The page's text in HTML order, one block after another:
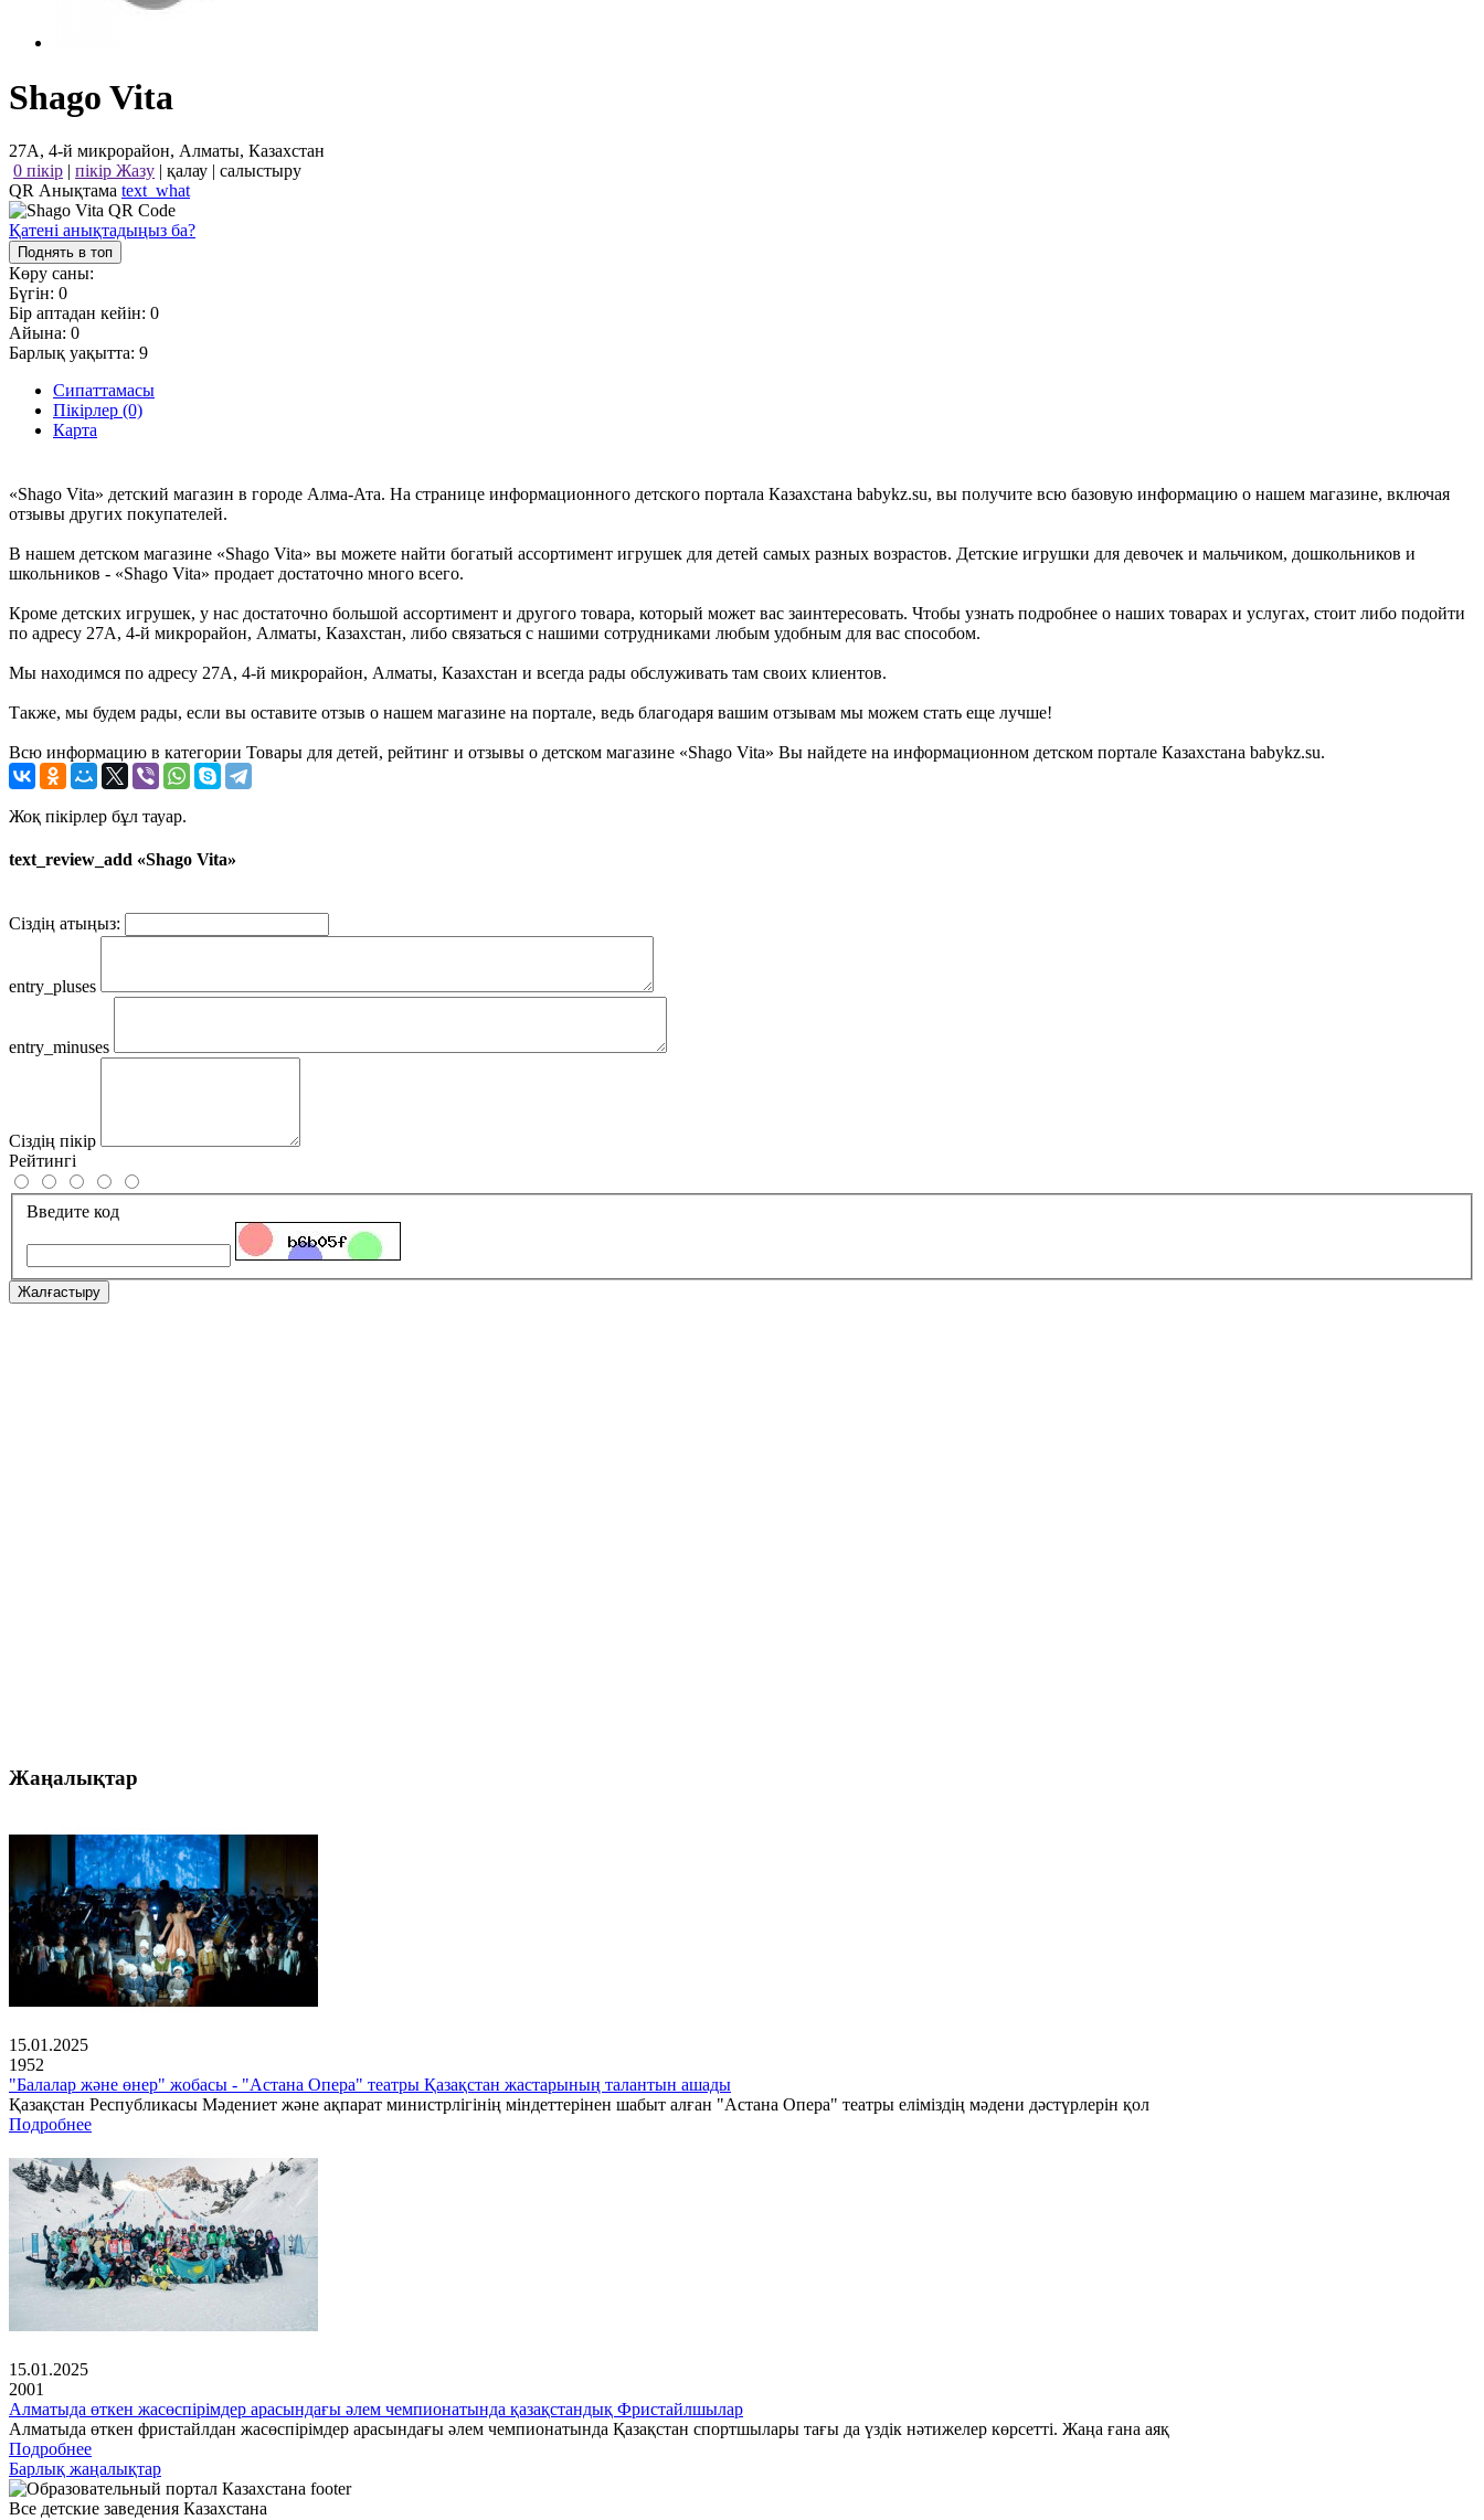
Shago Vita
27А, 4-й микрорайон, Алматы, Казахстан
0 пікір | пікір Жазу | қалау | салыстыру
QR Анықтама text_what
Қатені анықтадыңыз ба?
Поднять в топ
Көру саны:
Бүгін: 0
Бір аптадан кейін: 0
Айына: 0
Барлық уақытта: 9
Сипаттамасы
Пікірлер (0)
Карта
«Shago Vita» детский магазин в городе Алма-Ата. На странице информационного детского портала Казахстана babykz.su, вы получите всю базовую информацию о нашем магазине, включая
отзывы других покупателей.
В нашем детском магазине «Shago Vita» вы можете найти богатый ассортимент игрушек для детей самых разных возрастов. Детские игрушки для девочек и мальчиком, дошкольников и
школьников - «Shago Vita» продает достаточно много всего.
Кроме детских игрушек, у нас достаточно большой ассортимент и другого товара, который может вас заинтересовать. Чтобы узнать подробнее о наших товарах и услугах, стоит либо подойти
по адресу 27А, 4-й микрорайон, Алматы, Казахстан, либо связаться с нашими сотрудниками любым удобным для вас способом.
Мы находимся по адресу 27А, 4-й микрорайон, Алматы, Казахстан и всегда рады обслуживать там своих клиентов.
Также, мы будем рады, если вы оставите отзыв о нашем магазине на портале, ведь благодаря вашим отзывам мы можем стать еще лучше!
Всю информацию в категории Товары для детей, рейтинг и отзывы о детском магазине «Shago Vita» Вы найдете на информационном детском портале Казахстана babykz.su.
Жоқ пікірлер бұл тауар.
text_review_add «Shago Vita»
Сіздің атыңыз:
entry_pluses
entry_minuses
Сіздің пікір
Рейтингі
Введите код
Жалғастыру
Жаңалықтар
15.01.2025
1952
"Балалар және өнер" жобасы - "Астана Опера" театры Қазақстан жастарының талантын ашады
Қазақстан Республикасы Мәдениет және ақпарат министрлігінің міндеттерінен шабыт алған "Астана Опера" театры еліміздің мәдени дәстүрлерін қол
Подробнее
15.01.2025
2001
Алматыда өткен жасөспірімдер арасындағы әлем чемпионатында қазақстандық Фристайлшылар
Алматыда өткен фристайлдан жасөспірімдер арасындағы әлем чемпионатында Қазақстан спортшылары тағы да үздік нәтижелер көрсетті. Жаңа ғана аяқ
Подробнее
Барлық жаңалықтар
Все детские заведения Казахстана